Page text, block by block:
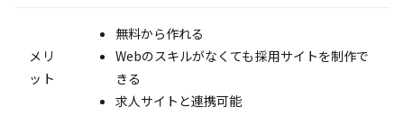
メリ
ット
無料から作れる
Webのスキルがなくても採用サイトを制作で
きる
求人サイトと連携可能